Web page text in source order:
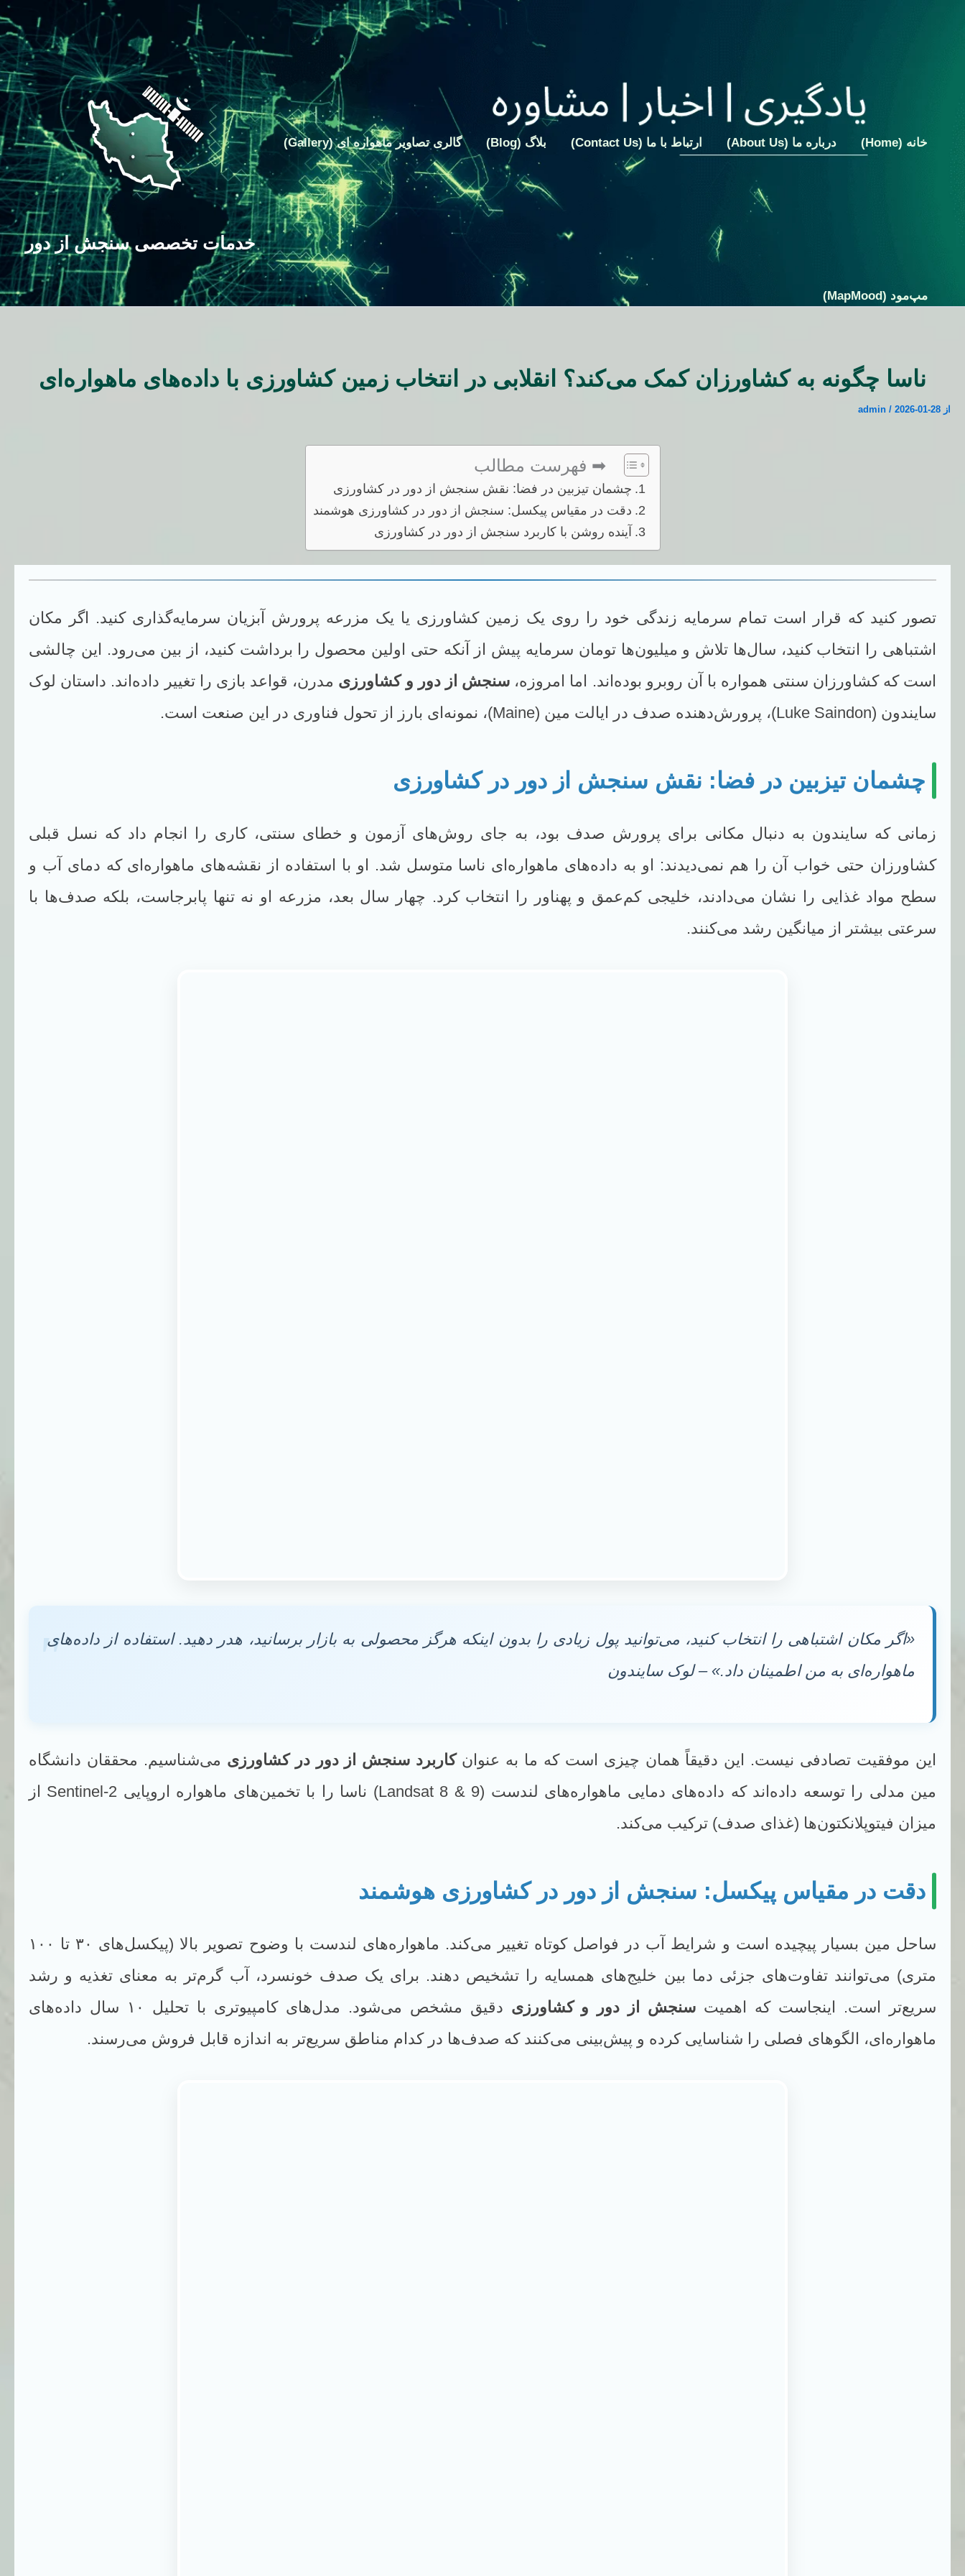
خانه (Home) درباره ما (About Us) ارتباط با ما (Contact Us) بلاگ (Blog) گالری تصاویر ماهواره ای (Gallery)
مپ‌مود (MapMood)
خدمات تخصصی سنجش از دور
ناسا چگونه به کشاورزان کمک می‌کند؟ انقلابی در انتخاب زمین کشاورزی با داده‌های ماهواره‌ای
از admin / 2026-01-28
➡ فهرست مطالب
چشمان تیزبین در فضا: نقش سنجش از دور در کشاورزی
دقت در مقیاس پیکسل: سنجش از دور در کشاورزی هوشمند
آینده روشن با کاربرد سنجش از دور در کشاورزی
تصور کنید که قرار است تمام سرمایه زندگی خود را روی یک زمین کشاورزی یا یک مزرعه پرورش آبزیان سرمایه‌گذاری کنید. اگر مکان
اشتباهی را انتخاب کنید، سال‌ها تلاش و میلیون‌ها تومان سرمایه پیش از آنکه حتی اولین محصول را برداشت کنید، از بین می‌رود. این چالشی
است که کشاورزان سنتی همواره با آن روبرو بوده‌اند. اما امروزه، سنجش از دور و کشاورزی مدرن، قواعد بازی را تغییر داده‌اند. داستان لوک
سایندون (Luke Saindon)، پرورش‌دهنده صدف در ایالت مین (Maine)، نمونه‌ای بارز از تحول فناوری در این صنعت است.
چشمان تیزبین در فضا: نقش سنجش از دور در کشاورزی
زمانی که سایندون به دنبال مکانی برای پرورش صدف بود، به جای روش‌های آزمون و خطای سنتی، کاری را انجام داد که نسل قبلی
کشاورزان حتی خواب آن را هم نمی‌دیدند: او به داده‌های ماهواره‌ای ناسا متوسل شد. او با استفاده از نقشه‌های ماهواره‌ای که دمای آب و
سطح مواد غذایی را نشان می‌دادند، خلیجی کم‌عمق و پهناور را انتخاب کرد. چهار سال بعد، مزرعه او نه تنها پابرجاست، بلکه صدف‌ها با
سرعتی بیشتر از میانگین رشد می‌کنند.
«اگر مکان اشتباهی را انتخاب کنید، می‌توانید پول زیادی را بدون اینکه هرگز محصولی به بازار برسانید، هدر دهید. استفاده از داده‌های
ماهواره‌ای به من اطمینان داد.» – لوک سایندون
این موفقیت تصادفی نیست. این دقیقاً همان چیزی است که ما به عنوانکاربرد سنجش از دور در کشاورزی می‌شناسیم. محققان دانشگاه
مین مدلی را توسعه داده‌اند که داده‌های دمایی ماهواره‌های لندست (Landsat 8 & 9) ناسا را با تخمین‌های ماهواره اروپایی Sentinel-2 از
میزان فیتوپلانکتون‌ها (غذای صدف) ترکیب می‌کند.
دقت در مقیاس پیکسل: سنجش از دور در کشاورزی هوشمند
ساحل مین بسیار پیچیده است و شرایط آب در فواصل کوتاه تغییر می‌کند. ماهواره‌های لندست با وضوح تصویر بالا (پیکسل‌های ۳۰ تا ۱۰۰
متری) می‌توانند تفاوت‌های جزئی دما بین خلیج‌های همسایه را تشخیص دهند. برای یک صدف خونسرد، آب گرم‌تر به معنای تغذیه و رشد
سریع‌تر است. اینجاست که اهمیت سنجش از دور و کشاورزی
دقیق مشخص می‌شود. مدل‌های کامپیوتری با تحلیل ۱۰ سال داده‌های
ماهواره‌ای، الگوهای فصلی را شناسایی کرده و پیش‌بینی می‌کنند که صدف‌ها در کدام مناطق سریع‌تر به اندازه قابل فروش می‌رسند.